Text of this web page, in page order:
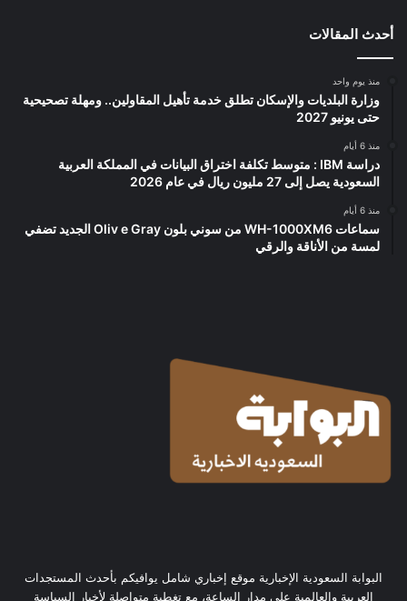
أحدث المقالات
منذ يوم واحد
وزارة البلديات والإسكان تطلق خدمة تأهيل المقاولين.. ومهلة تصحيحية
حتى يونيو 2027
منذ 6 أيام
دراسة IBM : متوسط تكلفة اختراق البيانات في المملكة العربية
السعودية يصل إلى 27 مليون ريال في عام 2026
منذ 6 أيام
سماعات WH-1000XM6 من سوني بلون Oliv e Gray الجديد تضفي
لمسة من الأناقة والرقي
البوابة السعودية الإخبارية موقع إخباري شامل يوافيكم بأحدث المستجدات
العربية والعالمية على مدار الساعة، مع تغطية متواصلة لأخبار السياسة